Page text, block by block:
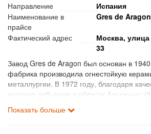
Направление
Испания
Наименование в
прайсе
Gres de Aragon
Фактический адрес
Москва,
33
Завод Gres de Aragon был основан в
фабрика производила огнестойкую
металлургии. В 1972 году, благодаря
которую добывали в области Альканьис
предприятие смогло запустить
Показать больше